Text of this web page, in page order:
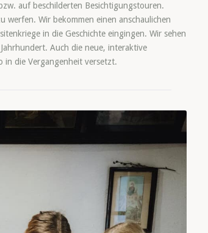
auf beschilderten Besichtigungstouren.
werfen. Wir bekommen einen anschaulichen
in die Geschichte eingingen. Wir sehen
Auch die neue, interaktive
in die Vergangenheit versetzt.